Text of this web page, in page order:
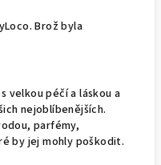
Brož byla
velkou péčí a láskou a
nejoblíbenějších.
parfémy,
by jej mohly poškodit.